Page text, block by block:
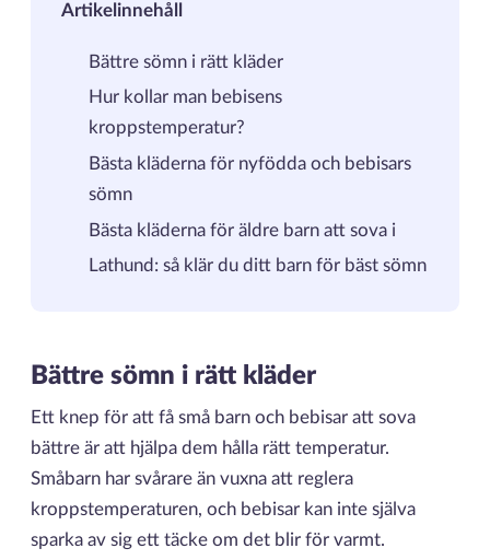
Artikelinnehåll
Bättre sömn i rätt kläder
Hur kollar man bebisens
kroppstemperatur?
Bästa kläderna för nyfödda och bebisars
sömn
Bästa kläderna för äldre barn att sova i
Lathund: så klär du ditt barn för bäst sömn
Bättre sömn i rätt kläder
Ett knep för att få små barn och bebisar att sova
bättre är att hjälpa dem hålla rätt temperatur.
Småbarn har svårare än vuxna att reglera
kroppstemperaturen, och bebisar kan inte själva
sparka av sig ett täcke om det blir för varmt.